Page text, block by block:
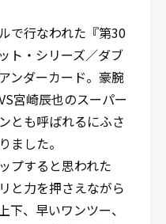
で行なわれた『第30
ト・シリーズ／ダブ
ンダーカード。豪腕
宮崎辰也のスーパー
とも呼ばれるにふさ
ました。
プすると思われた
と力を押さえながら
下、早いワンツー、